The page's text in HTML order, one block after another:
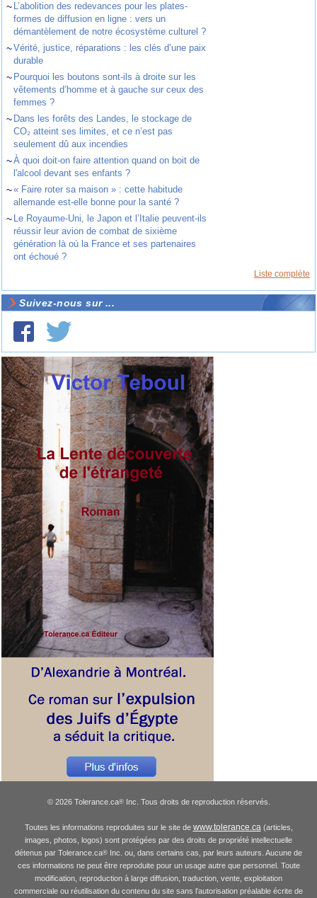
~ L’abolition des redevances pour les plates-
formes de diffusion en ligne : vers un
démantèlement de notre écosystème culturel ?
~Vérité, justice, réparations : les clés d’une paix
durable
~ Pourquoi les boutons sont-ils à droite sur les
vêtements d’homme et à gauche sur ceux des
femmes ?
~ Dans les forêts des Landes, le stockage de
CO₂ atteint ses limites, et ce n’est pas
seulement dû aux incendies
~À quoi doit-on faire attention quand on boit de
l'alcool devant ses enfants ?
~« Faire roter sa maison » : cette habitude
allemande est-elle bonne pour la santé ?
~ Le Royaume-Uni, le Japon et l’Italie peuvent-ils
réussir leur avion de combat de sixième
génération là où la France et ses partenaires
ont échoué ?
Liste complète
Suivez-nous sur ...
© 2026 Tolerance.ca®Inc. Tous droits de reproduction réservés.
Toutes les informations reproduites sur le site de www.tolerance.ca(articles,
images, photos, logos) sont protégées par des droits de propriété intellectuelle
détenus par Tolerance.ca® Inc. ou, dans certains cas, par leurs auteurs. Aucune de
ces informations ne peut être reproduite pour un usage autre que personnel. Toute
modification, reproduction à large diffusion, traduction, vente, exploitation
commerciale ou réutilisation du contenu du site sans l'autorisation préalable écrite de